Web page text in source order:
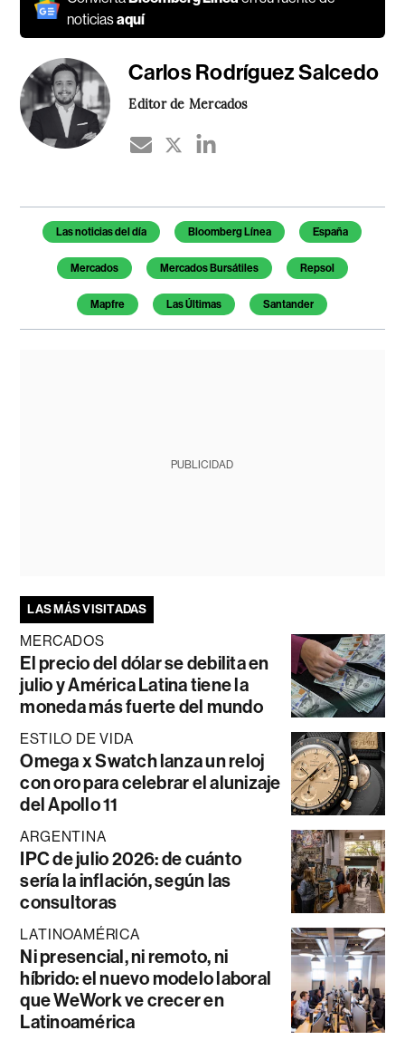
noticiasaquí
Carlos Rodríguez Salcedo
Editor de Mercados
Temas de este artículo
Las noticias del día Bloomberg Línea España
Mercados Mercados Bursátiles Repsol
Mapfre Las Últimas Santander
PUBLICIDAD
LAS MÁS VISITADAS
MERCADOS
El precio del dólar se debilita en
julio y América Latina tiene la
moneda más fuerte del mundo
ESTILO DE VIDA
Omega x Swatch lanza un reloj
con oro para celebrar el alunizaje
del Apollo 11
ARGENTINA
IPC de julio 2026: de cuánto
sería la inflación, según las
consultoras
LATINOAMÉRICA
Ni presencial, ni remoto, ni
híbrido: el nuevo modelo laboral
que WeWork ve crecer en
Latinoamérica